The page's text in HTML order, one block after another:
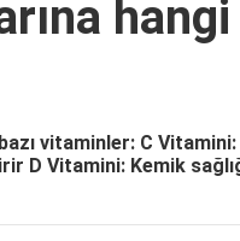
vitaminler: C
D Vitamini: Kemik